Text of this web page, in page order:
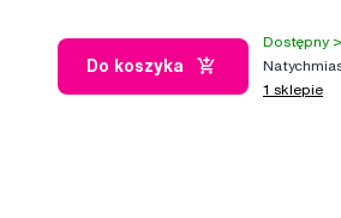
Do koszyka
Dostępny
1 sklepie